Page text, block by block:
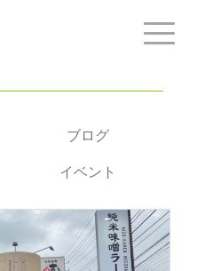
ブログ
イベント